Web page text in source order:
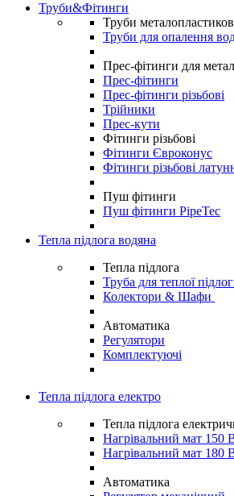
Труби&Фітинги
Труби
Труби для опалення
Прес-фітинги для
Прес-фітинги
Прес-фітинги різьбові
Трійники
Прес-кути
Фітинги різьбові
Фітинги Євроконус
Фітинги різьбові
Пуш фітинги
Пуш фітинги PipeTec
Тепла підлога водяна
Тепла підлога
Труба для теплої
Колектори & Шафи
Автоматика
Регулятори
Комплектуючі
Тепла підлога електро
Тепла підлога
Нагрівальний мат 150
Нагрівальний мат 180
Автоматика